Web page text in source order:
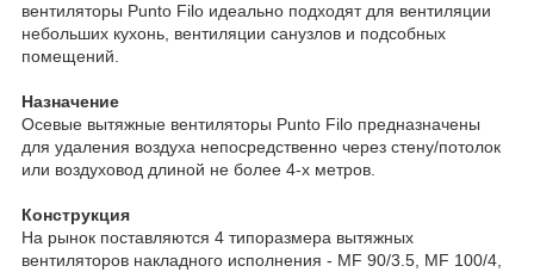
вентиляторы Punto Filo идеально подходят для вентиляции
небольших кухонь, вентиляции санузлов и подсобных
помещений.
Назначение
Осевые вытяжные вентиляторы Punto Filo предназначены
для удаления воздуха непосредственно через стену/потолок
или воздуховод длиной не более 4-х метров.
Конструкция
На рынок поставляются 4 типоразмера вытяжных
вентиляторов накладного исполнения - MF 90/3.5, MF 100/4,